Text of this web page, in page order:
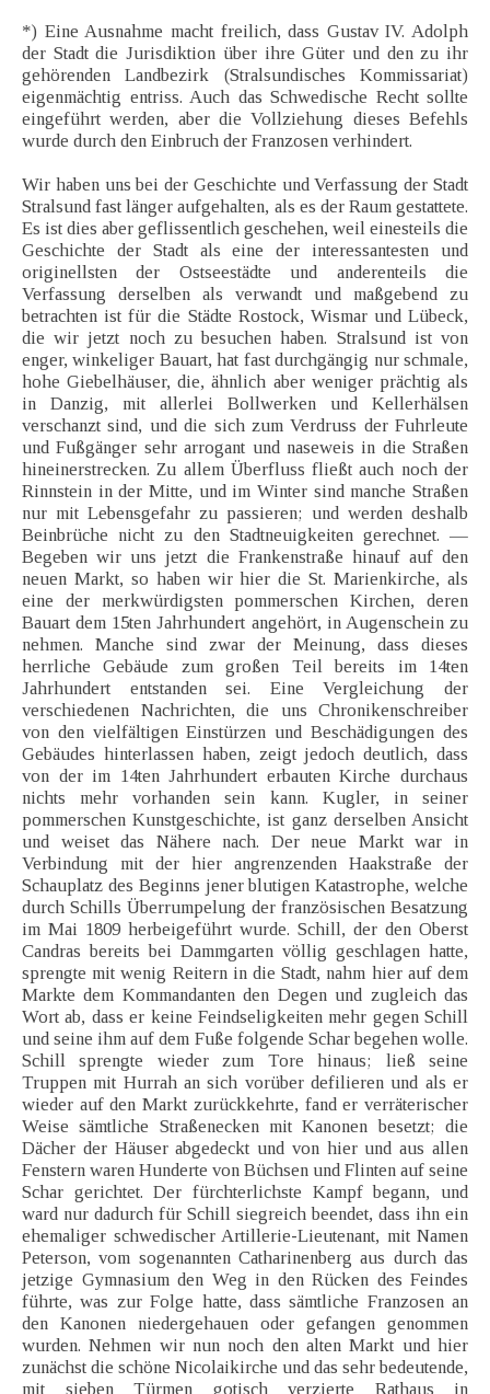
*) Eine Ausnahme macht freilich, dass Gustav IV. Adolph
der Stadt die Jurisdiktion über ihre Güter und den zu ihr
gehörenden Landbezirk (Stralsundisches Kommissariat)
eigenmächtig entriss. Auch das Schwedische Recht sollte
eingeführt werden, aber die Vollziehung dieses Befehls
wurde durch den Einbruch der Franzosen verhindert.
Wir haben uns bei der Geschichte und Verfassung der Stadt
Stralsund fast länger aufgehalten, als es der Raum gestattete.
Es ist dies aber geflissentlich geschehen, weil einesteils die
Geschichte der Stadt als eine der interessantesten und
originellsten der Ostseestädte und anderenteils die
Verfassung derselben als verwandt und maßgebend zu
betrachten ist für die Städte Rostock, Wismar und Lübeck,
die wir jetzt noch zu besuchen haben. Stralsund ist von
enger, winkeliger Bauart, hat fast durchgängig nur schmale,
hohe Giebelhäuser, die, ähnlich aber weniger prächtig als
in Danzig, mit allerlei Bollwerken und Kellerhälsen
verschanzt sind, und die sich zum Verdruss der Fuhrleute
und Fußgänger sehr arrogant und naseweis in die Straßen
hineinerstrecken. Zu allem Überfluss fließt auch noch der
Rinnstein in der Mitte, und im Winter sind manche Straßen
nur mit Lebensgefahr zu passieren; und werden deshalb
Beinbrüche nicht zu den Stadtneuigkeiten gerechnet. —
Begeben wir uns jetzt die Frankenstraße hinauf auf den
neuen Markt, so haben wir hier die St. Marienkirche, als
eine der merkwürdigsten pommerschen Kirchen, deren
Bauart dem 15ten Jahrhundert angehört, in Augenschein zu
nehmen. Manche sind zwar der Meinung, dass dieses
herrliche Gebäude zum großen Teil bereits im 14ten
Jahrhundert entstanden sei. Eine Vergleichung der
verschiedenen Nachrichten, die uns Chronikenschreiber
von den vielfältigen Einstürzen und Beschädigungen des
Gebäudes hinterlassen haben, zeigt jedoch deutlich, dass
von der im 14ten Jahrhundert erbauten Kirche durchaus
nichts mehr vorhanden sein kann. Kugler, in seiner
pommerschen Kunstgeschichte, ist ganz derselben Ansicht
und weiset das Nähere nach. Der neue Markt war in
Verbindung mit der hier angrenzenden Haakstraße der
Schauplatz des Beginns jener blutigen Katastrophe, welche
durch Schills Überrumpelung der französischen Besatzung
im Mai 1809 herbeigeführt wurde. Schill, der den Oberst
Candras bereits bei Dammgarten völlig geschlagen hatte,
sprengte mit wenig Reitern in die Stadt, nahm hier auf dem
Markte dem Kommandanten den Degen und zugleich das
Wort ab, dass er keine Feindseligkeiten mehr gegen Schill
und seine ihm auf dem Fuße folgende Schar begehen wolle.
Schill sprengte wieder zum Tore hinaus; ließ seine
Truppen mit Hurrah an sich vorüber defilieren und als er
wieder auf den Markt zurückkehrte, fand er verräterischer
Weise sämtliche Straßenecken mit Kanonen besetzt; die
Dächer der Häuser abgedeckt und von hier und aus allen
Fenstern waren Hunderte von Büchsen und Flinten auf seine
Schar gerichtet. Der fürchterlichste Kampf begann, und
ward nur dadurch für Schill siegreich beendet, dass ihn ein
ehemaliger schwedischer Artillerie-Lieutenant, mit Namen
Peterson, vom sogenannten Catharinenberg aus durch das
jetzige Gymnasium den Weg in den Rücken des Feindes
führte, was zur Folge hatte, dass sämtliche Franzosen an
den Kanonen niedergehauen oder gefangen genommen
wurden. Nehmen wir nun noch den alten Markt und hier
zunächst die schöne Nicolaikirche und das sehr bedeutende,
mit sieben Türmen gotisch verzierte Rathaus in